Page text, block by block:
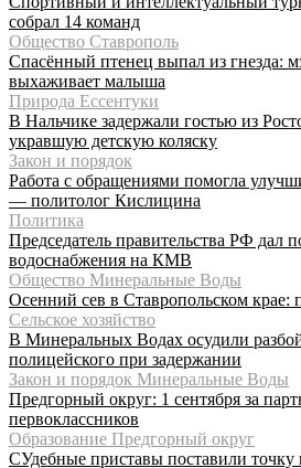
собрал 14 команд
Общество Ставрополь
Спасённый птенец выпал из гнезда:
выхаживает малыша
Природа Ессентуки
В Нальчике задержали гостью из
укравшую детскую коляску
Закон и порядок
Работа с обращениями помогла
— политолог Кислицина
Политика
Председатель правительства РФ дал
водоснабжения на КМВ
Общество Минеральные Воды
Осенний сев в Ставропольском крае:
Сельское хозяйство
В Минеральных Водах осудили
полицейского при задержании
Закон и порядок Минеральные Воды
Предгорный округ: 1 сентября за
первоклассников
Образование Предгорный округ
СУдебные приставы поставили точку